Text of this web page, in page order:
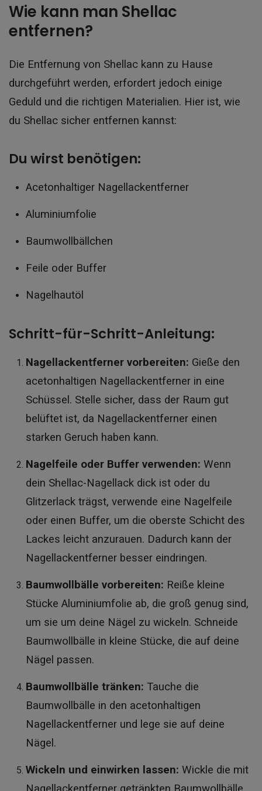
Wie kann man Shellac
entfernen?
Die Entfernung von Shellac kann zu Hause
durchgeführt werden, erfordert jedoch einige
Geduld und die richtigen Materialien. Hier ist, wie
du Shellac sicher entfernen kannst:
Du wirst benötigen:
Acetonhaltiger Nagellackentferner
Aluminiumfolie
Baumwollbällchen
Feile oder Buffer
Nagelhautöl
Schritt-für-Schritt-Anleitung:
Nagellackentferner vorbereiten: Gieße den
acetonhaltigen Nagellackentferner in eine
Schüssel. Stelle sicher, dass der Raum gut
belüftet ist, da Nagellackentferner einen
starken Geruch haben kann.
Nagelfeile oder Buffer verwenden: Wenn
dein Shellac-Nagellack dick ist oder du
Glitzerlack trägst, verwende eine Nagelfeile
oder einen Buffer, um die oberste Schicht des
Lackes leicht anzurauen. Dadurch kann der
Nagellackentferner besser eindringen.
Baumwollbälle vorbereiten: Reiße kleine
Stücke Aluminiumfolie ab, die groß genug sind,
um sie um deine Nägel zu wickeln. Schneide
Baumwollbälle in kleine Stücke, die auf deine
Nägel passen.
Baumwollbälle tränken: Tauche die
Baumwollbälle in den acetonhaltigen
Nagellackentferner und lege sie auf deine
Nägel.
Wickeln und einwirken lassen: Wickle die mit